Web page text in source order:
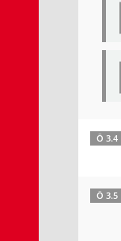
Ö 3.4
Ö 3.5